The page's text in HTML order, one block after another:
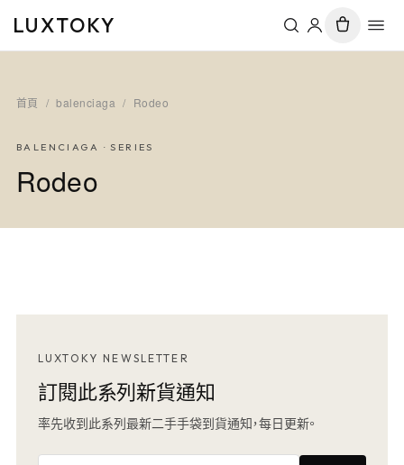
LUXTOKY
首頁 / balenciaga / Rodeo
BALENCIAGA · SERIES
Rodeo
LUXTOKY NEWSLETTER
訂閱此系列新貨通知
率先收到此系列最新二手手袋到貨通知，每日更新。